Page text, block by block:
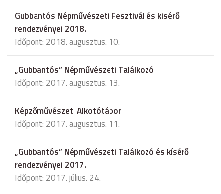
Gubbantós Népművészeti Fesztivál és kisérő
rendezvényei 2018.
Időpont: 2018. augusztus. 10.
„Gubbantós” Népművészeti Találkozó
Időpont: 2017. augusztus. 13.
Képzőművészeti Alkotótábor
Időpont: 2017. augusztus. 11.
„Gubbantós” Népművészeti Találkozó és kísérő
rendezvényei 2017.
Időpont: 2017. július. 24.